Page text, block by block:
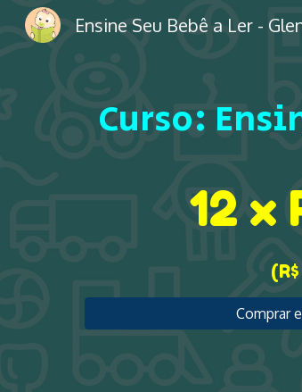
Ensine Seu Bebê a Ler -
Curso:
12 x
(R$
Comprar